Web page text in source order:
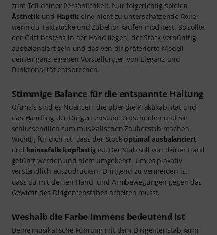
zum Teil deiner Persönlichkeit. Nur folgerichtig spielen
Ästhetik und Haptik eine nicht zu unterschätzende Rolle,
wenn du Taktstöcke und Zubehör kaufen möchtest. So sollte
der Griff bestens in der Hand liegen, der Stock vernünftig
ausbalanciert sein und das von dir präferierte Modell
deinen ganz eigenen Vorstellungen von Eleganz und
Funktionalität entsprechen.
Stimmige Balance für die entspannte Haltung
Oftmals sind es Nuancen, die über die Praktikabilität und
das Handling der Dirigentenstäbe entscheiden und sie
schlussendlich zum musikalischen Zauberstab machen.
Wichtig für dich ist, dass der Stock optimal ausbalanciert
und keinesfalls kopflastig ist. Der Stab soll von deiner Hand
geführt werden und nicht umgekehrt. Um es plakativ
verständlich auszudrücken. Dringend zu vermeiden ist,
dass du mit deinen Hand- und Armbewegungen gegen das
Gewicht des Dirigentenstabes arbeiten musst.
Weshalb die Farbe immens bedeutend ist
Deine musikalische Führung mit dem Dirigentenstab kann